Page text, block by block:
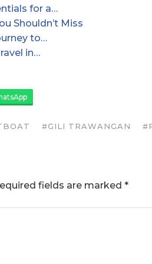
for a…
Shouldn’t Miss
to…
in…
#GILI TRAWANGAN
fields are marked *